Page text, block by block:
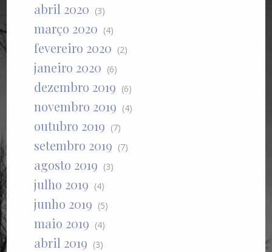
abril 2020 (3)
março 2020 (4)
fevereiro 2020 (2)
janeiro 2020 (6)
dezembro 2019 (6)
novembro 2019 (4)
outubro 2019 (7)
setembro 2019 (7)
agosto 2019 (3)
julho 2019 (4)
junho 2019 (5)
maio 2019 (4)
abril 2019 (3)